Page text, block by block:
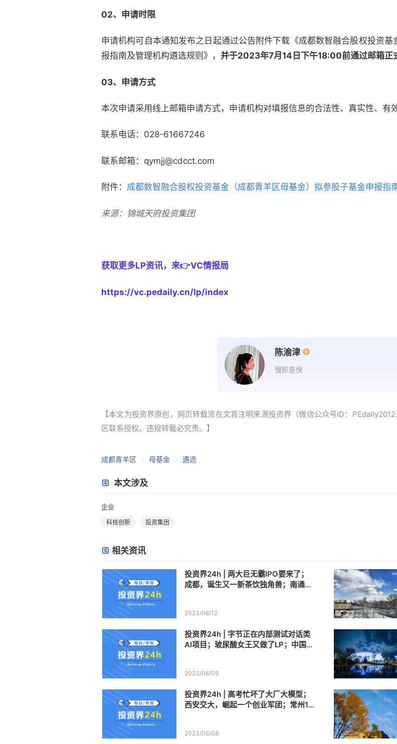
02、申请时限
申请机构可自本通知发布之日起通过公告附件下载《成都数智融合股权投资
报指南及管理机构遴选规则》， 并于2023年7月14日下午18:00前通过邮箱正
03、申请方式
本次申请采用线上邮箱申请方式，申请机构对填报信息的合法性、真实性、有
联系电话：028-61667246
联系邮箱：qymjj@cdcct.com
附件： 成都数智融合股权投资基金（成都青羊区母基金）拟参股子基金申报指
来源：锦城天府投资集团
获取更多LP资讯，来👉VC情报局
https://vc.pedaily.cn/lp/index
陈渝津
慢即是快
【本文为投资界原创，网页转载须在文首注明来源投资界（微信公众号ID：
区联系授权。违规转载必究责。】
成都青羊区 母基金 遴选
本文涉及
企业
科技创新 投资集团
相关资讯
投资界24h | 两大巨无霸IPO要来了；
成都，诞生又一新茶饮独角兽；南通股
2023/06/12
投资界24h | 字节正在内部测试对话类
AI项目；玻尿酸女王又做了LP；中国与
2023/06/09
投资界24h | 高考忙坏了大厂大模型；
西安交大，崛起一个创业军团；常州10
2023/06/08